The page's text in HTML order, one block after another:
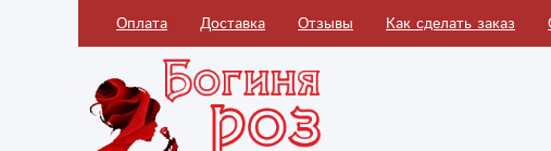
Оплата Доставка Отзывы Как сделать заказ